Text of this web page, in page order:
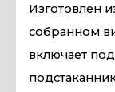
Изготовлен
собранном
включает